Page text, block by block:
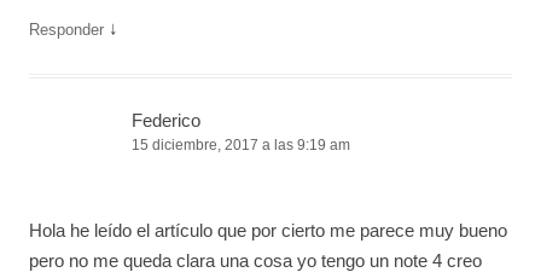
Responder ↓
Federico
15 diciembre, 2017 a las 9:19 am
Hola he leído el artículo que por cierto me parece muy bueno
pero no me queda clara una cosa yo tengo un note 4 creo